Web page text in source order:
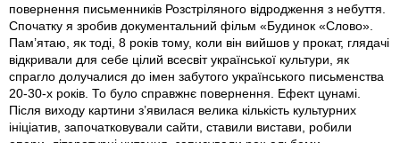
повернення письменників Розстріляного відродження з небуття.
Спочатку я зробив документальний фільм «Будинок «Слово».
Пам’ятаю, як тоді, 8 років тому, коли він вийшов у прокат, глядачі
відкривали для себе цілий всесвіт української культури, як
спрагло долучалися до імен забутого українського письменства
20-30-х років. То було справжнє повернення. Ефект цунамі.
Після виходу картини з’явилася велика кількість культурних
ініціатив, започатковували сайти, ставили вистави, робили